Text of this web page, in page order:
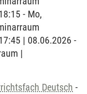
- Mo,
| 08.06.2026 -
|
Deutsch -